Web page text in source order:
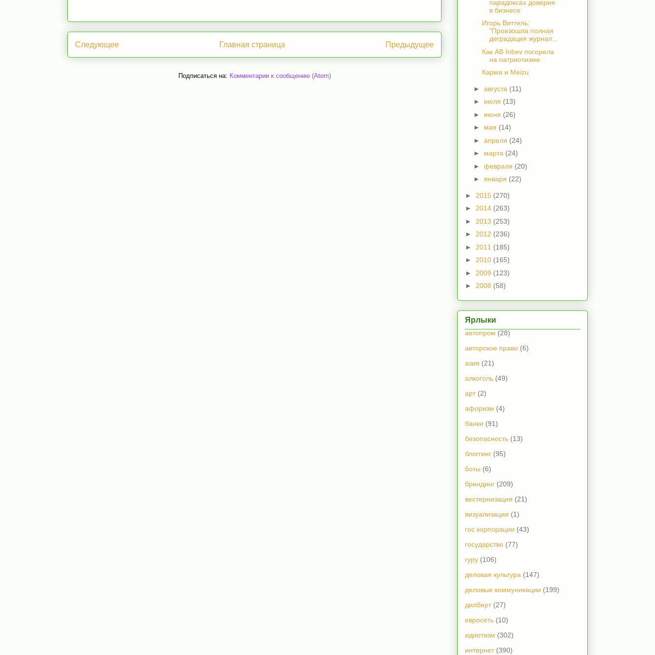
Следующее Предыдущее
Главная страница
Подписаться на: Комментарии к сообщению (Atom)
парадоксах доверия
в бизнесе
Игорь Виттель:
"Произошла полная
деградация журнал...
Как AB Inbev погорела
на патриотизме
Карма и Meizu
► августа (11)
► июля (13)
► июня (26)
► мая (14)
► апреля (24)
► марта (24)
► февраля (20)
► января (22)
► 2015 (270)
► 2014 (263)
► 2013 (253)
► 2012 (236)
► 2011 (185)
► 2010 (165)
► 2009 (123)
► 2008 (58)
Ярлыки
автопром (28)
авторское право (6)
азия (21)
алкоголь (49)
арт (2)
афоризм (4)
банки (91)
безопасность (13)
блоггинг (95)
боты (6)
брендинг (209)
вестернизация (21)
визуализация (1)
гос корпорации (43)
государство (77)
гуру (106)
деловая культура (147)
деловые коммуникации (199)
дилберт (27)
евросеть (10)
идиотизм (302)
интернет (390)